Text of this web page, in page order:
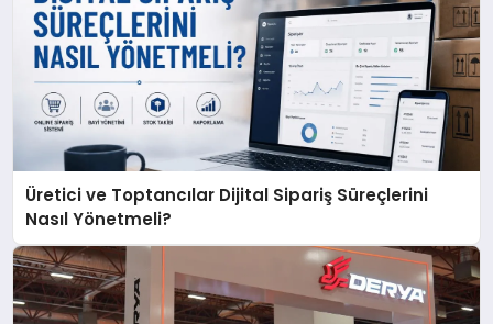
Üretici ve Toptancılar Dijital Sipariş Süreçlerini
Nasıl Yönetmeli?